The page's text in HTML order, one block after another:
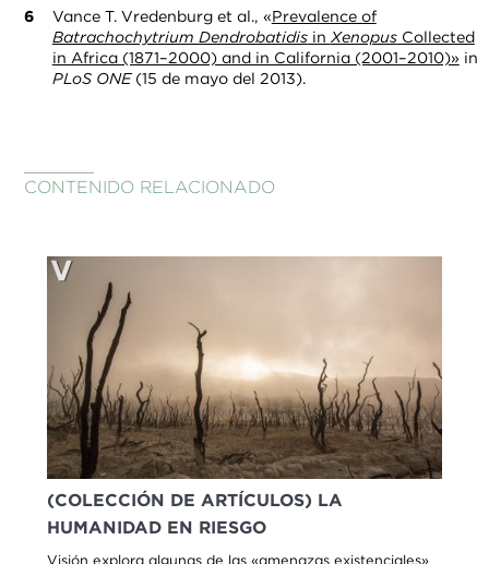
Vance T. Vredenburg et al., «Prevalence of
Batrachochytrium Dendrobatidisin XenopusCollected
in Africa (1871–2000) and in California (2001–2010)» in
PLoS ONE(15 de mayo del 2013).
CONTENIDO RELACIONADO
(COLECCIÓN DE ARTÍCULOS) LA
HUMANIDAD EN RIESGO
Visión explora algunas de las «amenazas existenciales»